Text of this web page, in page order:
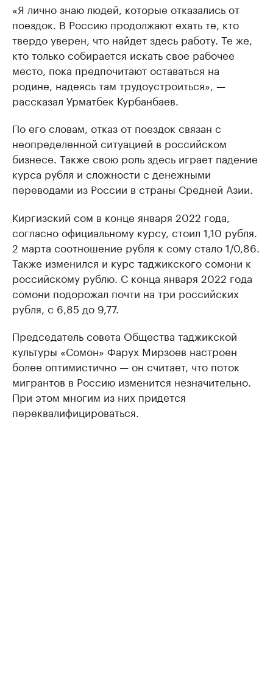
«Я лично знаю людей, которые отказались от
поездок. В Россию продолжают ехать те, кто
твердо уверен, что найдет здесь работу. Те же,
кто только собирается искать свое рабочее
место, пока предпочитают оставаться на
родине, надеясь там трудоустроиться», —
рассказал Урматбек Курбанбаев.
По его словам, отказ от поездок связан с
неопределенной ситуацией в российском
бизнесе. Также свою роль здесь играет падение
курса рубля и сложности с денежными
переводами из России в страны Средней Азии.
Киргизский сом в конце января 2022 года,
согласно официальному курсу, стоил 1,10 рубля.
2 марта соотношение рубля к сому стало 1/0,86.
Также изменился и курс таджикского сомони к
российскому рублю. С конца января 2022 года
сомони подорожал почти на три российских
рубля, с 6,85 до 9,77.
Председатель совета Общества таджикской
культуры «Сомон» Фарух Мирзоев настроен
более оптимистично — он считает, что поток
мигрантов в Россию изменится незначительно.
При этом многим из них придется
переквалифицироваться.